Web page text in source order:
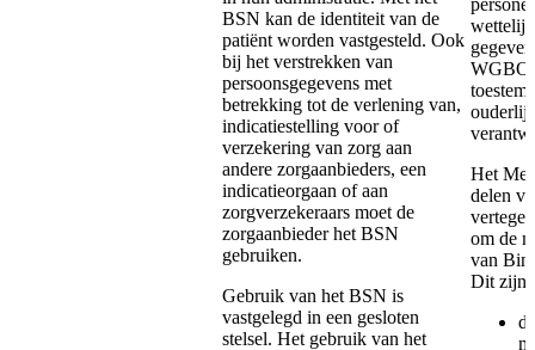
BSN kan de identiteit van de
patiënt worden vastgesteld. Ook
bij het verstrekken van
persoonsgegevens met
betrekking tot de verlening van,
indicatiestelling voor of
verzekering van zorg aan
andere zorgaanbieders, een
indicatieorgaan of aan
zorgverzekeraars moet de
zorgaanbieder het BSN
gebruiken.
Gebruik van het BSN is
vastgelegd in een gesloten
stelsel. Het gebruik van het
WGBO
Het
delen
om de
van
Dit zijn